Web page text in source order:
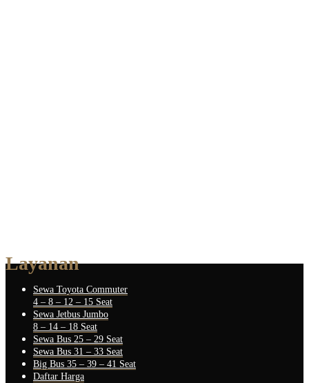
Layanan
Sewa Toyota Commuter
4 – 8 – 12 – 15 Seat
Sewa Jetbus Jumbo
8 – 14 – 18 Seat
Sewa Bus 25 – 29 Seat
Sewa Bus 31 – 33 Seat
Big Bus 35 – 39 – 41 Seat
Daftar Harga